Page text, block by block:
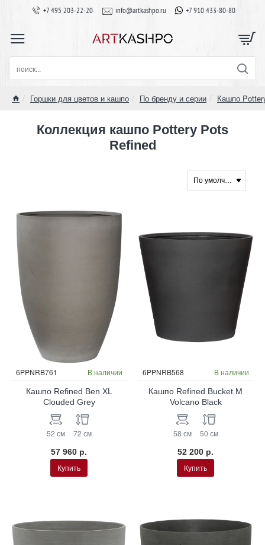
+7 495 203-22-20 info@artkashpo.ru +7 910 433-80-80
поиск...
Горшки для цветов и кашпо По бренду и серии Кашпо
Коллекция кашпо Pottery Pots
Refined
6PPNRB761 В наличии
Кашпо Refined Ben XL
Clouded Grey
52 см 72 см
57 960 р.
Купить
6PPNRB568 В наличии
Кашпо Refined Bucket M
Volcano Black
58 см 50 см
52 200 р.
Купить